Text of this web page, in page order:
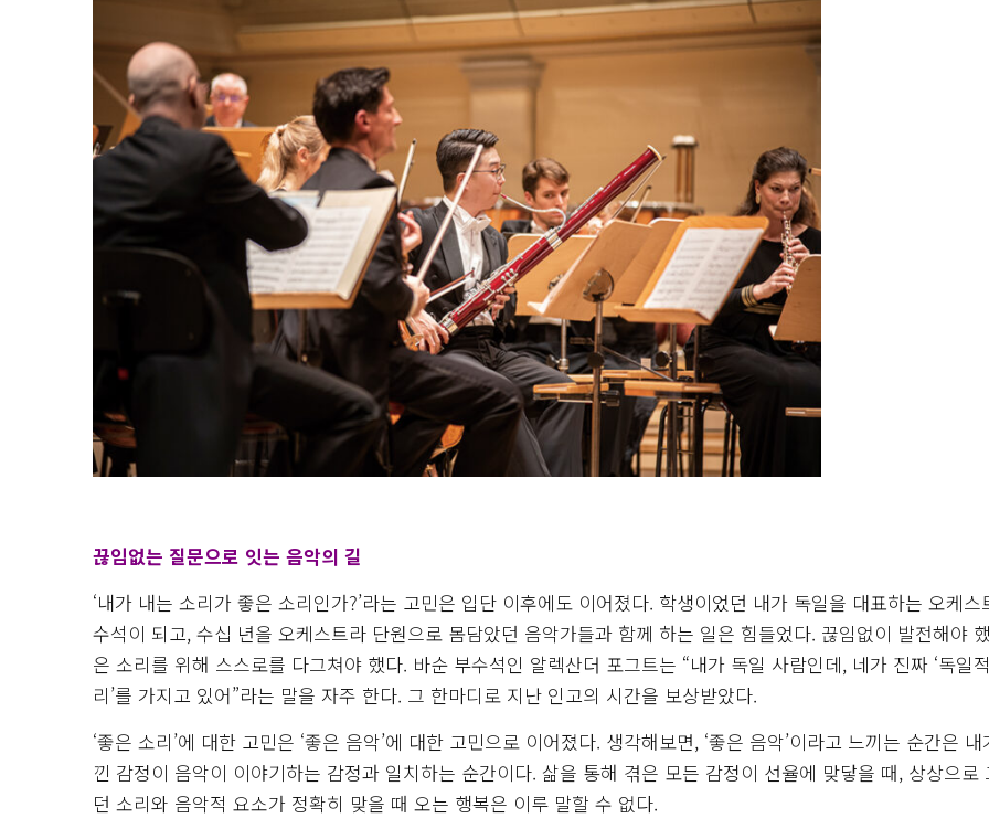
끊임없는 질문으로 잇는 음악의 길
‘내가 내는 소리가 좋은 소리인가?’라는 고민은 입단 이후에도 이어졌다. 학생이었던 내가 독일을 대표하는 오케스
수석이 되고, 수십 년을 오케스트라 단원으로 몸담았던 음악가들과 함께 하는 일은 힘들었다. 끊임없이 발전해야
은 소리를 위해 스스로를 다그쳐야 했다. 바순 부수석인 알렉산더 포그트는 “내가 독일 사람인데, 네가 진짜 ‘독일
리’를 가지고 있어”라는 말을 자주 한다. 그 한마디로 지난 인고의 시간을 보상받았다.
‘좋은 소리’에 대한 고민은 ‘좋은 음악’에 대한 고민으로 이어졌다. 생각해보면, ‘좋은 음악’이라고 느끼는 순간은 내
낀 감정이 음악이 이야기하는 감정과 일치하는 순간이다. 삶을 통해 겪은 모든 감정이 선율에 맞닿을 때, 상상으로
던 소리와 음악적 요소가 정확히 맞을 때 오는 행복은 이루 말할 수 없다.